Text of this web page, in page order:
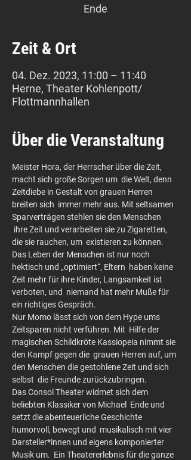
Ende
Zeit & Ort
04. Dez. 2023, 11:00 – 11:40
Herne, Theater Kohlenpott/
Flottmannhallen
Über die Veranstaltung
Meister Hora, der Herrscher über die Zeit,
macht sich große Sorgen um  die Welt, denn
Zeitdiebe in Gestalt von grauen Herren
breiten sich  immer mehr aus. Mit seltsamen
Sparverträgen stehlen sie den Menschen
ihre Zeit und verarbeiten sie zu Zigaretten,
die sie rauchen, um  existieren zu können.
Das Leben der Menschen ist nur noch
hektisch und „optimiert“, Eltern  haben keine
Zeit mehr für ihre Kinder, Langsamkeit ist
verboten, und  niemand hat mehr Muße für
ein richtiges Gespräch.
Nur Momo lässt sich von dem Hype ums
Zeitsparen nicht verführen. Mit  Hilfe der
magischen Schildkröte Kassiopeia nimmt sie
den Kampf gegen die  grauen Herren auf, um
den Menschen die gestohlene Zeit und sich
selbst  die Freunde zurückzubringen.
Das Consol Theater widmet sich dem
beliebten Klassiker von Michael  Ende und
setzt die abenteuerliche Geschichte
humorvoll, bewegt und  musikalisch mit vier
Darsteller*innen und eigens komponierter
Musik um.  Ein Theatererlebnis für die ganze